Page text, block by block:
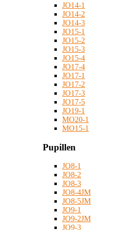
JO14-1
JO14-2
JO14-3
JO15-1
JO15-2
JO15-3
JO15-4
JO17-4
JO17-1
JO17-2
JO17-3
JO17-5
JO19-1
MO20-1
MO15-1
Pupillen
JO8-1
JO8-2
JO8-3
JO8-4JM
JO8-5JM
JO9-1
JO9-2JM
JO9-3